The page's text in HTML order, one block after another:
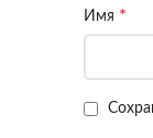
Имя *